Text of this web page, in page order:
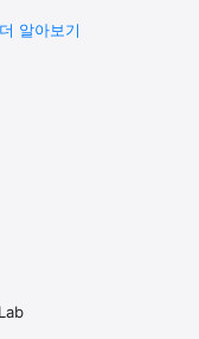
더 알아보기